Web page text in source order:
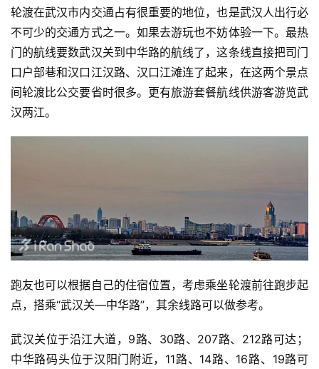
轮渡在武汉市内交通占有很重要的地位，也是武汉人出行必
不可少的交通方式之一。如果去游玩也不妨体验一下。最热
门的航线要数武汉关到中华路的航线了，这条线直接把司门
口户部巷和汉口江汉路、汉口江滩连了起来，在这两个景点
间轮渡比公交要省时很多。更有旅游套餐航线供游客游览武
汉两江。
跑友也可以根据自己的住宿位置，考虑乘坐轮渡前往跑步起
点，搭乘“武汉关—中华路”，其余线路可以做参考。
武汉关位于沿江大道，9路、30路、207路、212路可达；
中华路码头位于汉阳门附近，11路、14路、16路、19路可